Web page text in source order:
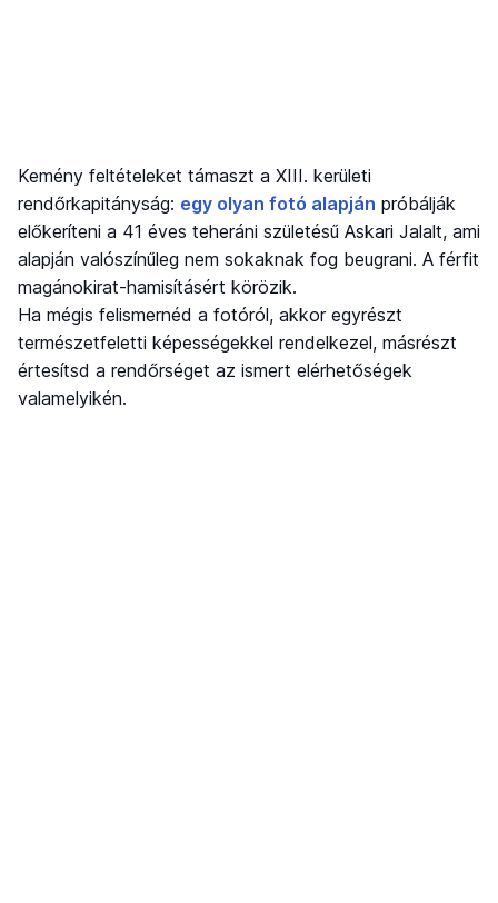
Kemény feltételeket támaszt a XIII. kerületi
rendőrkapitányság: egy olyan fotó alapján próbálják
előkeríteni a 41 éves teheráni születésű Askari Jalalt, ami
alapján valószínűleg nem sokaknak fog beugrani. A férfit
magánokirat-hamisításért körözik.
Ha mégis felismernéd a fotóról, akkor egyrészt
természetfeletti képességekkel rendelkezel, másrészt
értesítsd a rendőrséget az ismert elérhetőségek
valamelyikén.